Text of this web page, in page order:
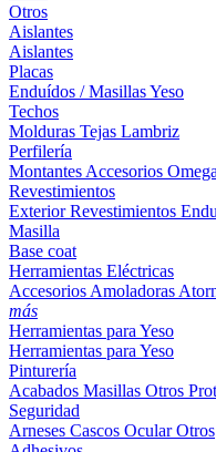
Otros
Aislantes
Aislantes
Placas
Enduídos / MasillasYeso
Techos
Molduras Tejas Lambriz
Perfilería
Montantes Accesorios
Revestimientos
ExteriorRevestimientos
Masilla
Base coat
Herramientas Eléctricas
Accesorios Amoladoras
más
Herramientas para Yeso
Herramientas para Yeso
Pinturería
Acabados Masillas Otros
Seguridad
Arneses Cascos OcularOtros